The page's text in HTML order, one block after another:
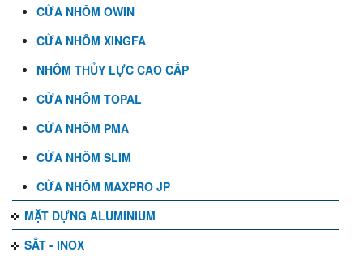
CỬA NHÔM OWIN
CỬA NHÔM XINGFA
NHÔM THỦY LỰC CAO CẤP
CỬA NHÔM TOPAL
CỬA NHÔM PMA
CỬA NHÔM SLIM
CỬA NHÔM MAXPRO JP
MẶT DỰNG ALUMINIUM
SẮT - INOX